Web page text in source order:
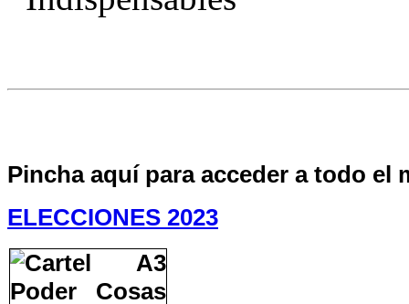
Pincha aquí para acceder a todo el
ELECCIONES 2023